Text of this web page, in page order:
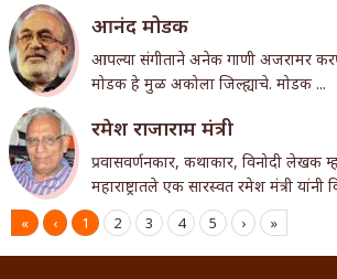
आनंद मोडक
आपल्या संगीताने अनेक गाणी अजरामर
मोडक हे मुळ अकोला जिल्ह्याचे. मोडक ...
रमेश राजाराम मंत्री
प्रवासवर्णनकार, कथाकार, विनोदी लेखक
महाराष्ट्रातले एक सारस्वत रमेश मंत्री
« ‹ 1 2 3 4 5 › »